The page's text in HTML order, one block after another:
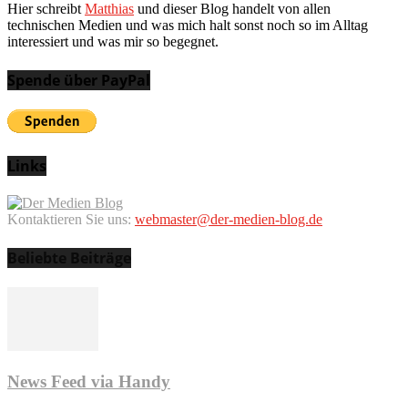
Hier schreibtMatthias und dieser Blog handelt von allen
technischen Medien und was mich halt sonst noch so im Alltag
interessiert und was mir so begegnet.
Spende über PayPal
Links
Kontaktieren Sie uns: webmaster@der-medien-blog.de
Beliebte Beiträge
News Feed via Handy